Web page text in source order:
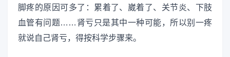
脚疼的原因可多了：累着了、崴着了、关节炎、下肢
血管有问题……肾亏只是其中一种可能，所以别一疼
就说自己肾亏，得按科学步骤来。